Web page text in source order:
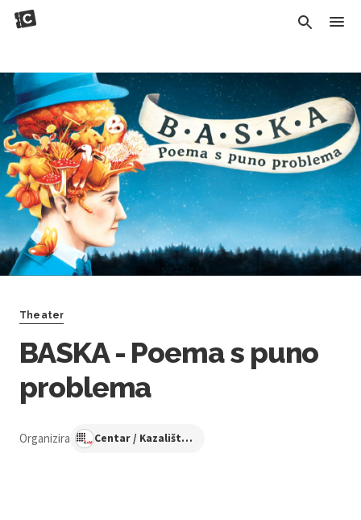
Theater
BASKA - Poema s puno
problema
Organizira Centar / Kazalište KNAP